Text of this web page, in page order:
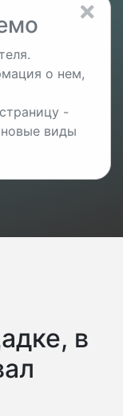
о нем,
-
новые виды
в